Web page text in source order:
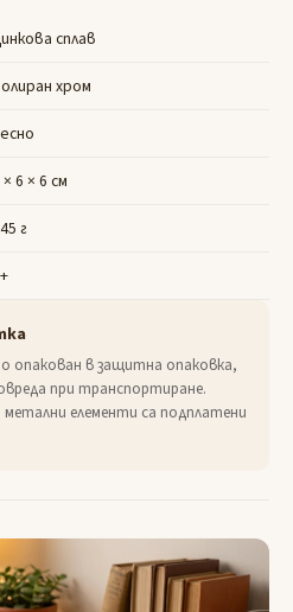
сплав
хром
× 6 × 6 см
г
опакован в защитна опаковка,
при транспортиране.
елементи са подплатени